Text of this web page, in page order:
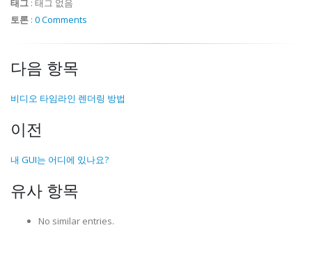
태그 : 태그 없음
토론 : 0 Comments
다음 항목
비디오 타임라인 렌더링 방법
이전
내 GUI는 어디에 있나요?
유사 항목
No similar entries.